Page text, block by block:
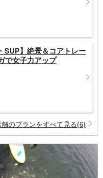
SUP】絶景＆コアトレー
で女子力アップ
舗のプランをすべて見る(6)